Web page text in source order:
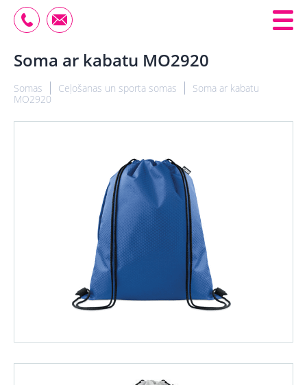
Soma ar kabatu MO2920
Somas Ceļošanas un sporta somas
Soma ar kabatu
MO2920